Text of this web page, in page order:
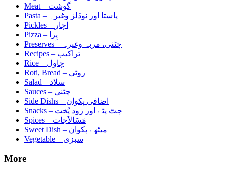
Meat – گوشت
Pasta –
پاستا اور نوڈلز وغیرہ
Pickles – اچار
Pizza –
پِزا
Preserves –
چٹنی، مربہ وغیرہ
Recipes – تراکیب
Rice – چاول
Roti, Bread – روٹی
Salad – سلاد
Sauces – چٹنی
Side Dishs – اضافی پکوان
Snacks – چٹ پٹے اور زود پُخت
Spices – مَسَالاَجات
Sweet Dish – میٹھے پکوان
Vegetable – سبزی
More